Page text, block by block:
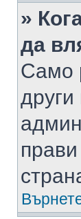
»
да
Само